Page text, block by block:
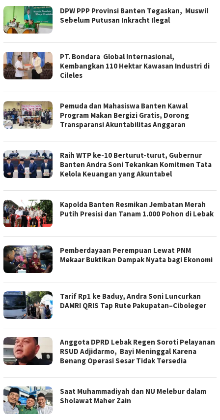
DPW PPP Provinsi Banten Tegaskan, Muswil
Sebelum Putusan Inkracht Ilegal
PT. Bondara Global Internasional,
Kembangkan 110 Hektar Kawasan Industri di
Cileles
Pemuda dan Mahasiswa Banten Kawal
Program Makan Bergizi Gratis, Dorong
Transparansi Akuntabilitas Anggaran
Raih WTP ke-10 Berturut-turut, Gubernur
Banten Andra Soni Tekankan Komitmen Tata
Kelola Keuangan yang Akuntabel
Kapolda Banten Resmikan Jembatan Merah
Putih Presisi dan Tanam 1.000 Pohon di Lebak
Pemberdayaan Perempuan Lewat PNM
Mekaar Buktikan Dampak Nyata bagi Ekonomi
Tarif Rp1 ke Baduy, Andra Soni Luncurkan
DAMRI QRIS Tap Rute Pakupatan–Ciboleger
Anggota DPRD Lebak Regen Soroti Pelayanan
RSUD Adjidarmo, Bayi Meninggal Karena
Benang Operasi Sesar Tidak Tersedia
Saat Muhammadiyah dan NU Melebur dalam
Sholawat Maher Zain